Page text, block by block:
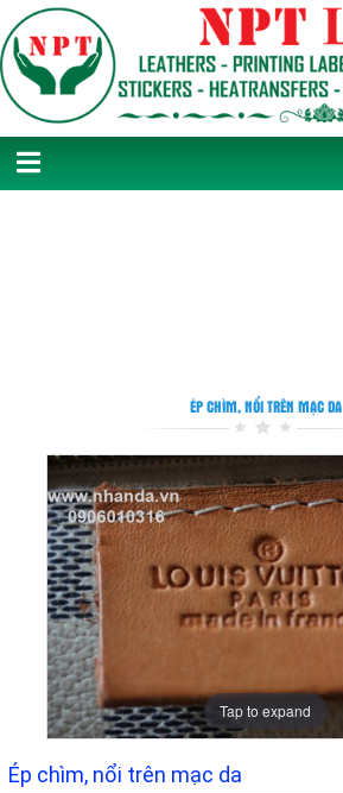
ÉP CHÌM, NỔI TRÊN MẠC DA
Tap to expand
Ép chìm, nổi trên mạc da